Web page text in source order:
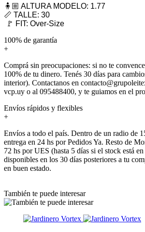
🧍🏼 ALTURA MODELO: 1.77
📏 TALLE: 30
🚩 FIT: Over-Size
100% de garantía
+
Comprá sin preocupaciones: si no te
100% de tu dinero. Tenés 30 días para
interior). Contactanos en
vcp.uy o al 095488400, y te guiamos en el
Envíos rápidos y flexibles
+
Envíos a todo el país. Dentro de un radio de
entrega en 24 hs por Pedidos Ya. Resto de
72 hs por UES (hasta 5 días si el stock está
disponibles en los 30 días posteriores a tu
en buen estado.
También te puede interesar